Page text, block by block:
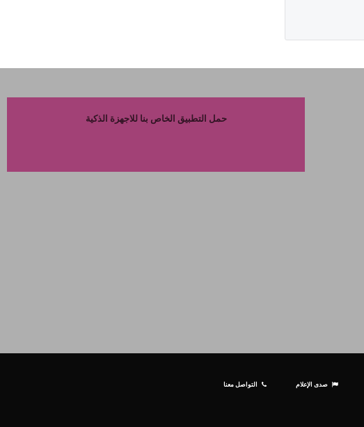
حمل التطبيق الخاص بنا للاجهزة الذكية
صدى الإعلام التواصل معنا